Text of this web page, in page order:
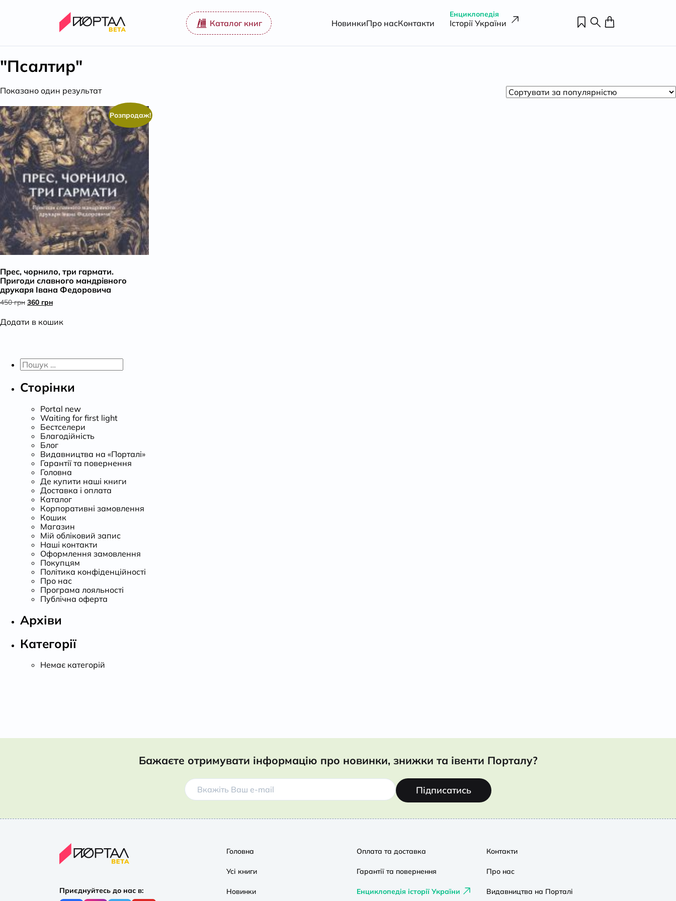
Каталог книг НовинкиПро насКонтакти
Енциклопедія
Історії України
"Псалтир"
Показано один результат
Розпродаж!
Прес, чорнило, три гармати.
Пригоди славного мандрівного
друкаря Івана Федоровича
450грн Оригінальна
360 грнПоточна
Додати в кошик
Пошук:
Сторінки
Portal new
Waiting for first light
Бестселери
Благодійність
Блог
Видавництва на «Порталі»
Гарантії та повернення
Головна
Де купити наші книги
Доставка і оплата
Каталог
Корпоративні замовлення
Кошик
Магазин
Мій обліковий запис
Наші контакти
Оформлення замовлення
Покупцям
Політика конфіденційності
Про нас
Програма лояльності
Публічна оферта
Архіви
Категорії
Немає категорій
Бажаєте отримувати інформацію про новинки, знижки та івенти Порталу?
Підписатись
Приєднуйтесь до нас в:
Головна
Усі книги
Новинки
Оплата та доставка
Гарантії та повернення
Енциклопедія історії України
Контакти
Про нас
Видавництва на Порталі